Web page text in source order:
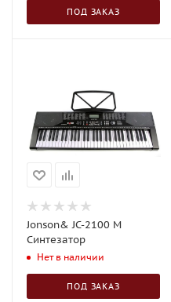
ПОД ЗАКАЗ
Jonson& JC-2100 М
Синтезатор
Нет в наличии
ПОД ЗАКАЗ